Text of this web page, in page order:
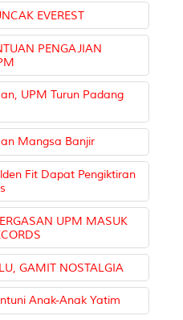
EVEREST
PENGAJIAN
UPM Turun Padang
Mangsa Banjir
Fit Dapat Pengiktiran
UPM MASUK
GAMIT NOSTALGIA
Anak-Anak Yatim